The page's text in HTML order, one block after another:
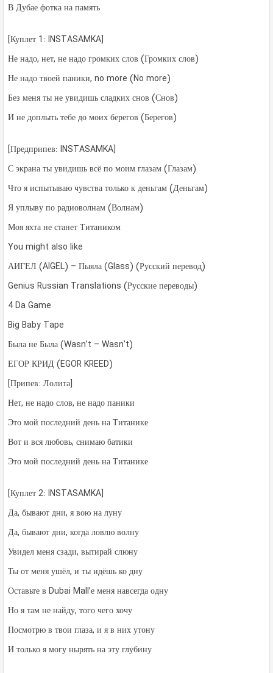
В Дубае фотка на память
[Куплет 1: INSTASAMKA]
Не надо, нет, не надо громких слов (Громких слов)
Не надо твоей паники, no more (No more)
Без меня ты не увидишь сладких снов (Снов)
И не доплыть тебе до моих берегов (Берегов)
[Предприпев: INSTASAMKA]
С экрана ты увидишь всё по моим глазам (Глазам)
Что я испытываю чувства только к деньгам (Деньгам)
Я уплыву по радиоволнам (Волнам)
Моя яхта не станет Титаником
You might also like
АИГЕЛ (AIGEL) – Пыяла (Glass) (Русский перевод)
Genius Russian Translations (Русские переводы)
4 Da Game
Big Baby Tape
Была не Была (Wasn’t – Wasn’t)
ЕГОР КРИД (EGOR KREED)
[Припев: Лолита]
Нет, не надо слов, не надо паники
Это мой последний день на Титанике
Вот и вся любовь, снимаю батики
Это мой последний день на Титанике
[Куплет 2: INSTASAMKA]
Да, бывают дни, я вою на луну
Да, бывают дни, когда ловлю волну
Увидел меня сзади, вытирай слюну
Ты от меня ушёл, и ты идёшь ко дну
Оставьте в Dubai Mall’е меня навсегда одну
Но я там не найду, того чего хочу
Посмотрю в твои глаза, и я в них утону
И только я могу нырять на эту глубину